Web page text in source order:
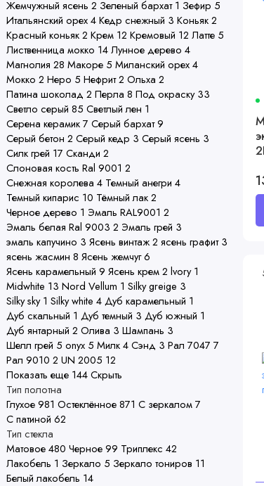
Жемчужный ясень 2 Зеленый бархат 1 Зефир 5
Итальянский орех4Кедр снежный 3 Коньяк2
Красный коньяк2 Крем 12 Кремовый 12 Латте 5
Лиственница мокко 14Лунное дерево 4
Магнолия 28 Макоре 5 Миланский орех4
Мокко 2 Неро 5 Нефрит2 Ольха 2
Патина шоколад 2 Перла 8 Под окраску 33
Светло серый 85 Светлый лен 1
Серена керамик7 Серый бархат9
Серый бетон 2 Серый кедр 3 Серый ясень 3
Силк грей 17 Сканди 2
Слоновая кость Ral 9001 2
Снежная королева 4 Темный анегри 4
Темный кипарис 10 Тёмный лак2
Черное дерево 1 Эмаль RAL9001 2
Эмаль белая Ral 9003 2 Эмаль грей 3
эмаль капучино 3 Ясень винтаж2 ясень графит 3
ясень жасмин 8 Ясень жемчуг6
Ясень карамельный 9 Ясень крем2 lvory 1
Midwhite 13 Nord Vellum 1 Silky greige 3
Silky sky 1 Silky white 4Дуб карамельный 1
Дуб скальный 1 Дуб темный 3 Дуб южный 1
Дуб янтарный 2 Олива 3 Шампань 3
Шелл грей 5 onyx 5 Милк4Сэнд 3 Рал 7047 7
Рал 9010 2 UN 2005 12
Показать еще 144Скрыть
Тип полотна
Глухое981 Остеклённое871 С зеркалом7
С патиной 62
Тип стекла
Матовое480 Черное99 Триплекс 42
Лакобель 1 Зеркало 5 Зеркало тониров 11
Белый лакобель 14